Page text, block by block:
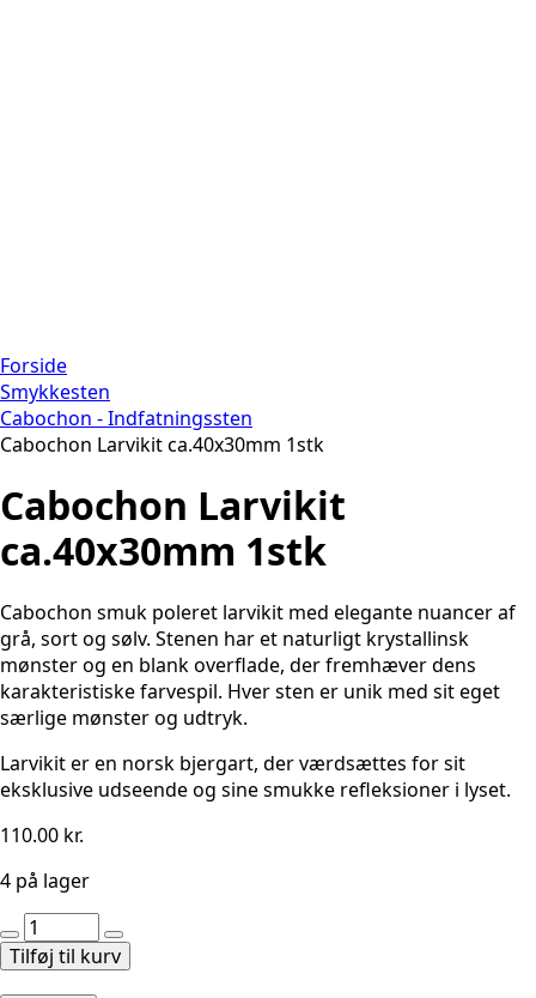
Forside
Smykkesten
Cabochon - Indfatningssten
Cabochon Larvikit ca.40x30mm 1stk
Cabochon Larvikit
ca.40x30mm 1stk
Cabochon smuk poleret larvikit med elegante nuancer af
grå, sort og sølv. Stenen har et naturligt krystallinsk
mønster og en blank overflade, der fremhæver dens
karakteristiske farvespil. Hver sten er unik med sit eget
særlige mønster og udtryk.
Larvikit er en norsk bjergart, der værdsættes for sit
eksklusive udseende og sine smukke refleksioner i lyset.
110.00 kr.
4 på lager
Cabochon
Larvikit
ca.40x30mm
Tilføj til kurv